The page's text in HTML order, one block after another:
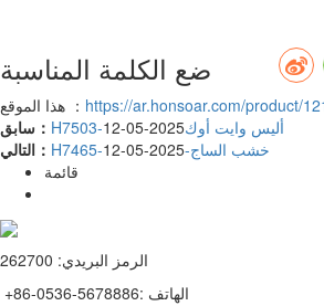
ضع الكلمة المناسبة
هذا الموقع ： https://ar.honsoar.com/product/
سابق：
H7503-أليس وايت أوك2025-05-12
التالي：
H7465-خشب الساج-2025-05-12
قائمة
الرمز البريدي: 262700
+86-0536-5678886: الهاتف